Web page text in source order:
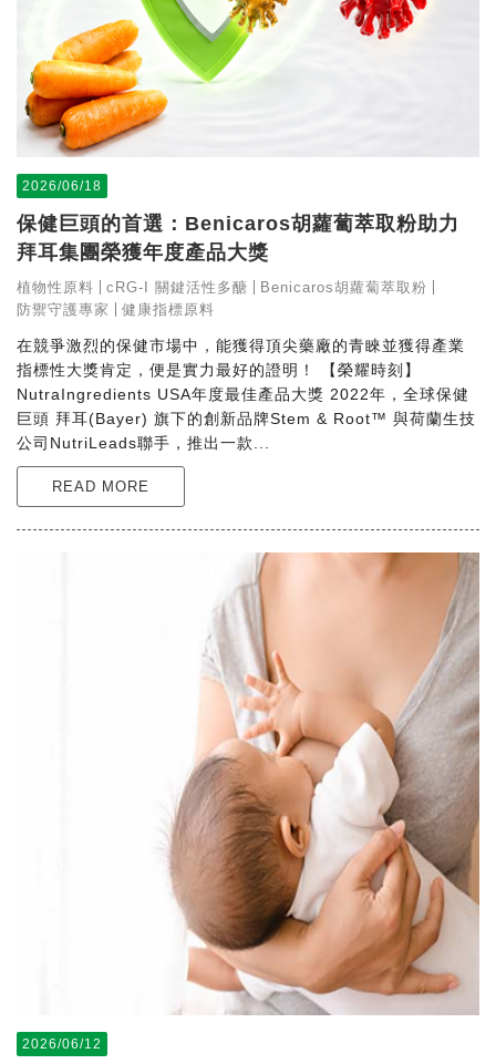
2026/06/18
保健巨頭的首選：Benicaros胡蘿蔔萃取粉助力
拜耳集團榮獲年度產品大獎
植物性原料 cRG-I 關鍵活性多醣
Benicaros胡蘿蔔萃取粉
防禦守護專家
健康指標原料
在競爭激烈的保健市場中，能獲得頂尖藥廠的青睞並獲得產業
指標性大獎肯定，便是實力最好的證明！ 【榮耀時刻】
NutraIngredients USA年度最佳產品大獎 2022年，全球保健
巨頭 拜耳(Bayer) 旗下的創新品牌Stem & Root™ 與荷蘭生技
公司NutriLeads聯手，推出一款...
READ MORE
2026/06/12